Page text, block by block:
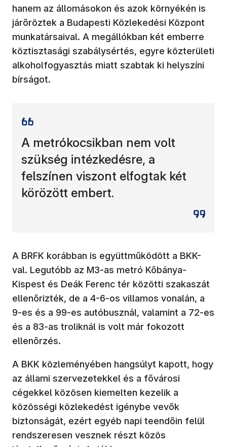
hanem az állomásokon és azok környékén is
járőröztek a Budapesti Közlekedési Központ
munkatársaival. A megállókban két emberre
köztisztasági szabálysértés, egyre közterületi
alkoholfogyasztás miatt szabtak ki helyszíni
bírságot.
A metrókocsikban nem volt
szükség intézkedésre, a
felszínen viszont elfogtak két
körözött embert.
A BRFK korábban is együttműködött a BKK-
val. Legutóbb az M3-as metró Kőbánya-
Kispest és Deák Ferenc tér közötti szakaszát
ellenőrizték, de a 4-6-os villamos vonalán, a
9-es és a 99-es autóbusznál, valamint a 72-es
és a 83-as troliknál is volt már fokozott
ellenőrzés.
A BKK közleményében hangsúlyt kapott, hogy
az állami szervezetekkel és a fővárosi
cégekkel közösen kiemelten kezelik a
közösségi közlekedést igénybe vevők
biztonságát, ezért egyéb napi teendőin felül
rendszeresen vesznek részt közös